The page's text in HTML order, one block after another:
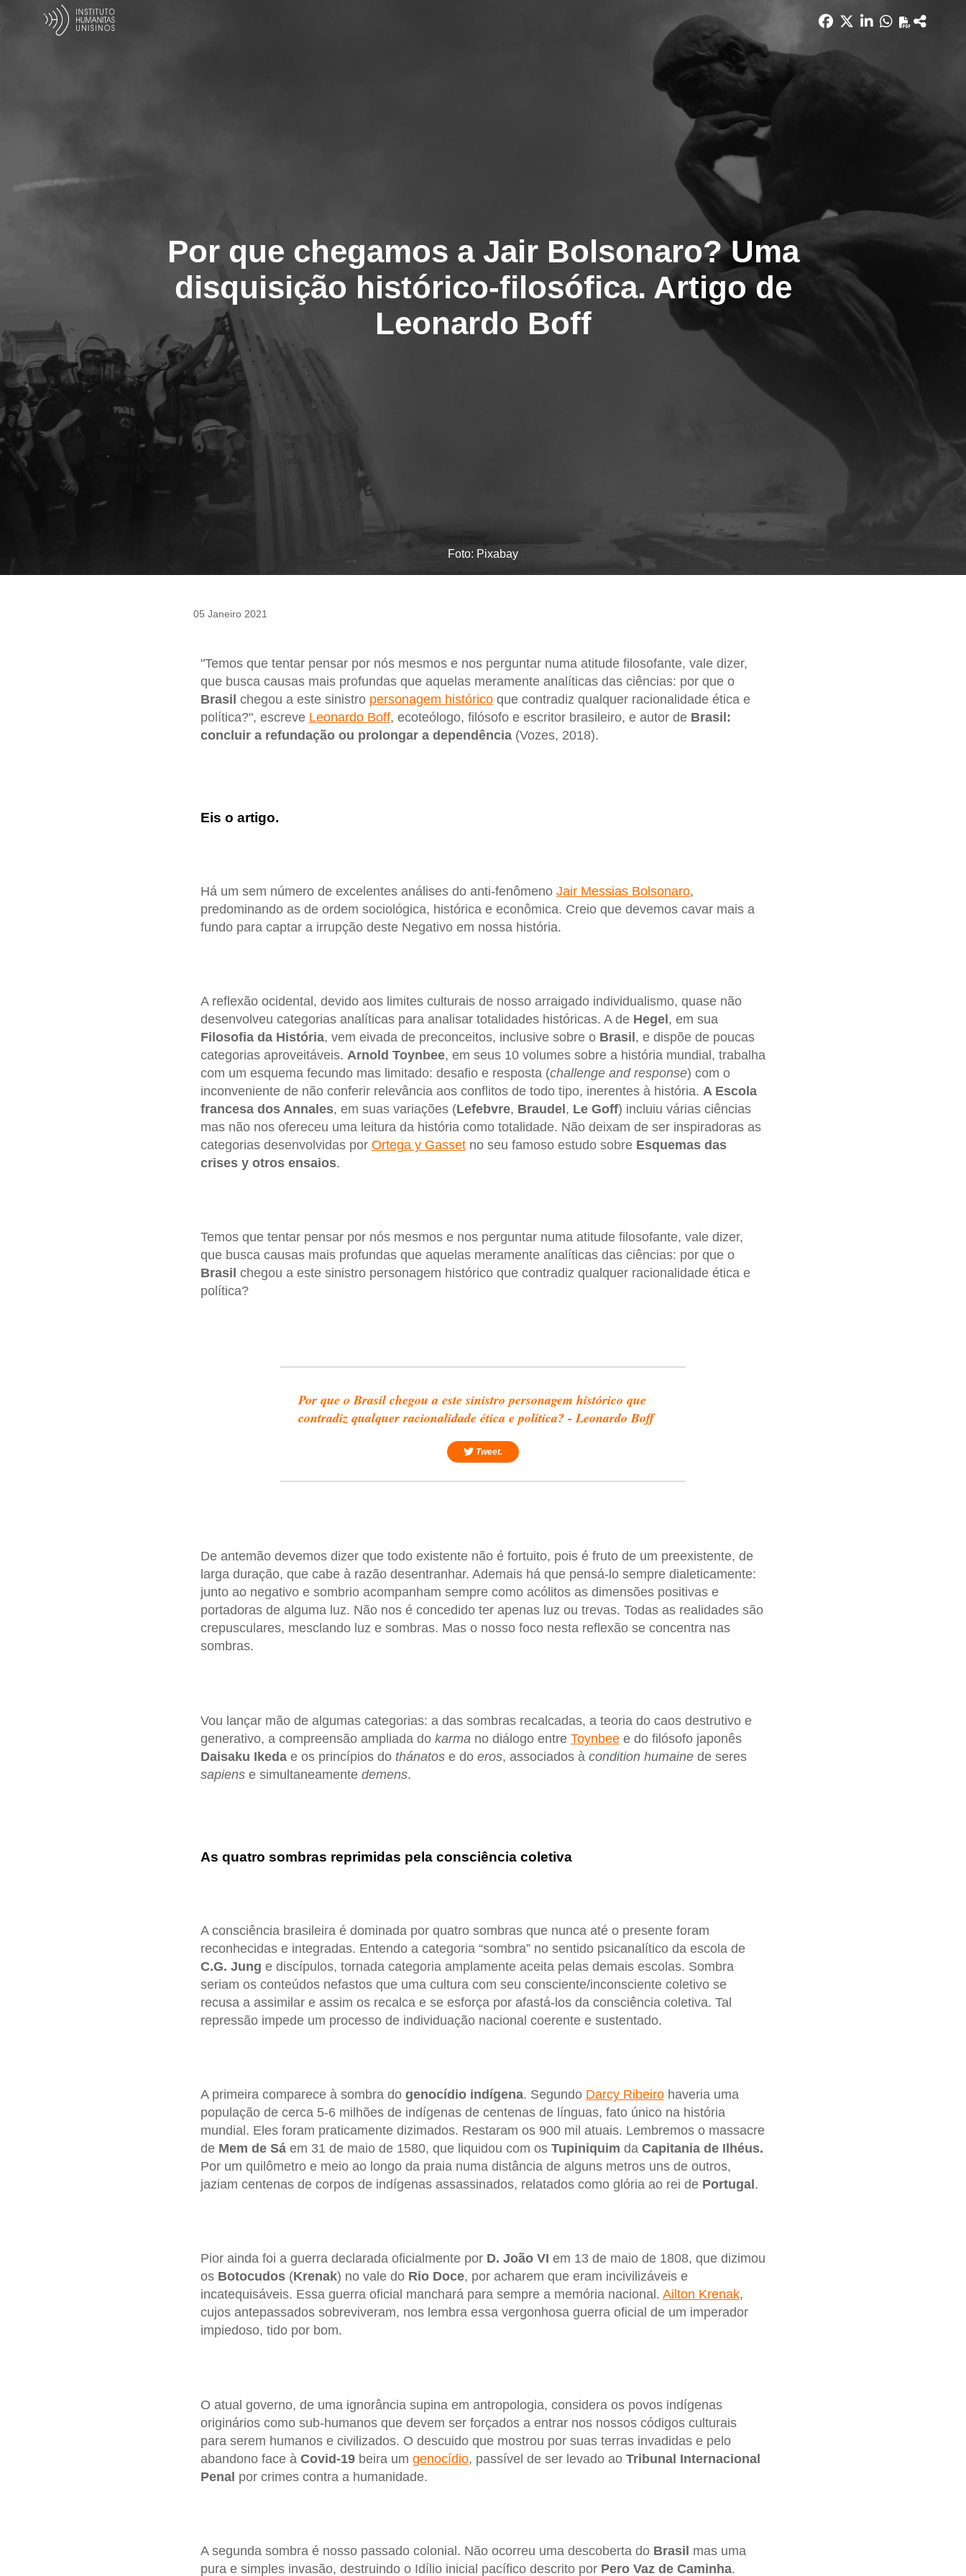
Por que chegamos a Jair Bolsonaro? Uma
disquisição histórico-filosófica. Artigo de
Leonardo Boff
Foto: Pixabay
05 Janeiro 2021
"Temos que tentar pensar por nós mesmos e nos perguntar numa atitude filosofante, vale dizer,
que busca causas mais profundas que aquelas meramente analíticas das ciências: por que o
Brasil chegou a este sinistro personagem históricoque contradiz qualquer racionalidade ética e
política?", escreve Leonardo Boff, ecoteólogo, filósofo e escritor brasileiro, e autor de Brasil:
concluir a refundação ou prolongar a dependência(Vozes, 2018).
Eis o artigo.
Há um sem número de excelentes análises do anti-fenômeno Jair Messias Bolsonaro,
predominando as de ordem sociológica, histórica e econômica. Creio que devemos cavar mais a
fundo para captar a irrupção deste Negativo em nossa história.
A reflexão ocidental, devido aos limites culturais de nosso arraigado individualismo, quase não
desenvolveu categorias analíticas para analisar totalidades históricas. A de Hegel , em sua
Filosofia da História, vem eivada de preconceitos, inclusive sobre o Brasil , e dispõe de poucas
categorias aproveitáveis. Arnold Toynbee, em seus 10 volumes sobre a história mundial, trabalha
com um esquema fecundo mas limitado: desafio e resposta (challenge and response) com o
inconveniente de não conferir relevância aos conflitos de todo tipo, inerentes à história. A Escola
francesa dos Annales, em suas variações (Lefebvre, Braudel , Le Goff) incluiu várias ciências
mas não nos ofereceu uma leitura da história como totalidade. Não deixam de ser inspiradoras as
categorias desenvolvidas por Ortega y Gassetno seu famoso estudo sobre Esquemas das
crises y otros ensaios.
Temos que tentar pensar por nós mesmos e nos perguntar numa atitude filosofante, vale dizer,
que busca causas mais profundas que aquelas meramente analíticas das ciências: por que o
Brasil chegou a este sinistro personagem histórico que contradiz qualquer racionalidade ética e
política?
Por que o Brasil chegou a este sinistro personagem histórico que
contradiz qualquer racionalidade ética e política? - Leonardo Boff
Tweet.
De antemão devemos dizer que todo existente não é fortuito, pois é fruto de um preexistente, de
larga duração, que cabe à razão desentranhar. Ademais há que pensá-lo sempre dialeticamente:
junto ao negativo e sombrio acompanham sempre como acólitos as dimensões positivas e
portadoras de alguma luz. Não nos é concedido ter apenas luz ou trevas. Todas as realidades são
crepusculares, mesclando luz e sombras. Mas o nosso foco nesta reflexão se concentra nas
sombras.
Vou lançar mão de algumas categorias: a das sombras recalcadas, a teoria do caos destrutivo e
generativo, a compreensão ampliada do karma no diálogo entre Toynbeee do filósofo japonês
Daisaku Ikedae os princípios do thánatose do eros, associados à condition humainede seres
sapiense simultaneamente demens.
As quatro sombras reprimidas pela consciência coletiva
A consciência brasileira é dominada por quatro sombras que nunca até o presente foram
reconhecidas e integradas. Entendo a categoria “sombra” no sentido psicanalítico da escola de
C.G. Jung e discípulos, tornada categoria amplamente aceita pelas demais escolas. Sombra
seriam os conteúdos nefastos que uma cultura com seu consciente/inconsciente coletivo se
recusa a assimilar e assim os recalca e se esforça por afastá-los da consciência coletiva. Tal
repressão impede um processo de individuação nacional coerente e sustentado.
A primeira comparece à sombra do genocídio indígena. Segundo Darcy Ribeirohaveria uma
população de cerca 5-6 milhões de indígenas de centenas de línguas, fato único na história
mundial. Eles foram praticamente dizimados. Restaram os 900 mil atuais. Lembremos o massacre
de Mem de Sáem 31 de maio de 1580, que liquidou com os Tupiniquim da Capitania de Ilhéus.
Por um quilômetro e meio ao longo da praia numa distância de alguns metros uns de outros,
jaziam centenas de corpos de indígenas assassinados, relatados como glória ao rei de Portugal.
Pior ainda foi a guerra declarada oficialmente por D. João VI em 13 de maio de 1808, que dizimou
os Botocudos(Krenak) no vale do Rio Doce, por acharem que eram incivilizáveis e
incatequisáveis. Essa guerra oficial manchará para sempre a memória nacional. Ailton Krenak,
cujos antepassados sobreviveram, nos lembra essa vergonhosa guerra oficial de um imperador
impiedoso, tido por bom.
O atual governo, de uma ignorância supina em antropologia, considera os povos indígenas
originários como sub-humanos que devem ser forçados a entrar nos nossos códigos culturais
para serem humanos e civilizados. O descuido que mostrou por suas terras invadidas e pelo
abandono face à Covid-19beira um genocídio, passível de ser levado ao Tribunal Internacional
Penal por crimes contra a humanidade.
A segunda sombra é nosso passado colonial. Não ocorreu uma descoberta do Brasil mas uma
pura e simples invasão, destruindo o Idílio inicial pacífico descrito por Pero Vaz de Caminha.